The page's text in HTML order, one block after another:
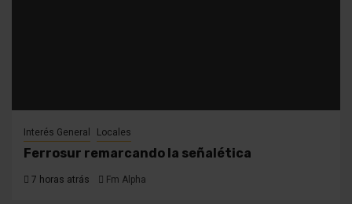
Interés General Locales
Ferrosur remarcando la señalética
7 horas atrás Fm Alpha